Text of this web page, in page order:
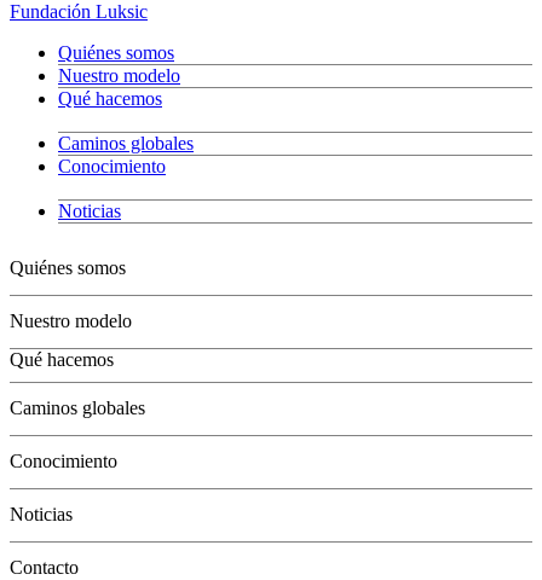
Fundación Luksic
Quiénes somos
Nuestro modelo
Qué hacemos
Caminos globales
Conocimiento
Noticias
Quiénes somos
Nuestro modelo
Qué hacemos
Jóvenes
Adultos
Grandes
Conservación
Caminos globales
Conocimiento
Noticias
Contacto